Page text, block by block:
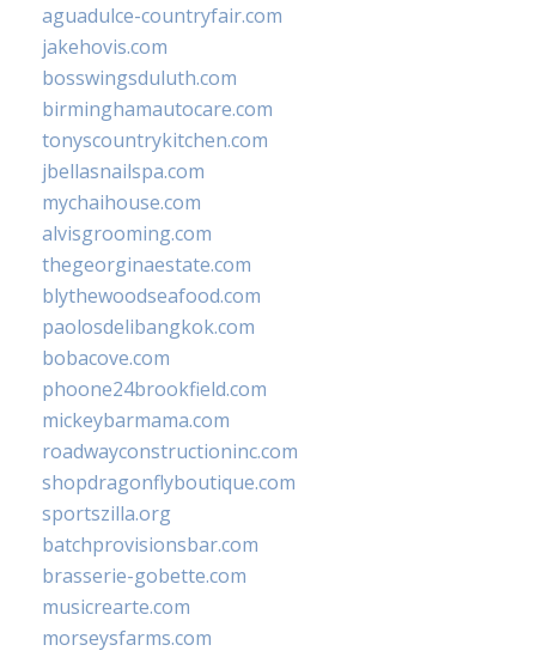
aguadulce-countryfair.com
jakehovis.com
bosswingsduluth.com
birminghamautocare.com
tonyscountrykitchen.com
jbellasnailspa.com
mychaihouse.com
alvisgrooming.com
thegeorginaestate.com
blythewoodseafood.com
paolosdelibangkok.com
bobacove.com
phoone24brookfield.com
mickeybarmama.com
roadwayconstructioninc.com
shopdragonflyboutique.com
sportszilla.org
batchprovisionsbar.com
brasserie-gobette.com
musicrearte.com
morseysfarms.com